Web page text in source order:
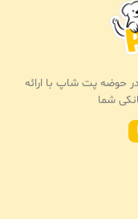
حوضه پت شاپ با ارائه
شما